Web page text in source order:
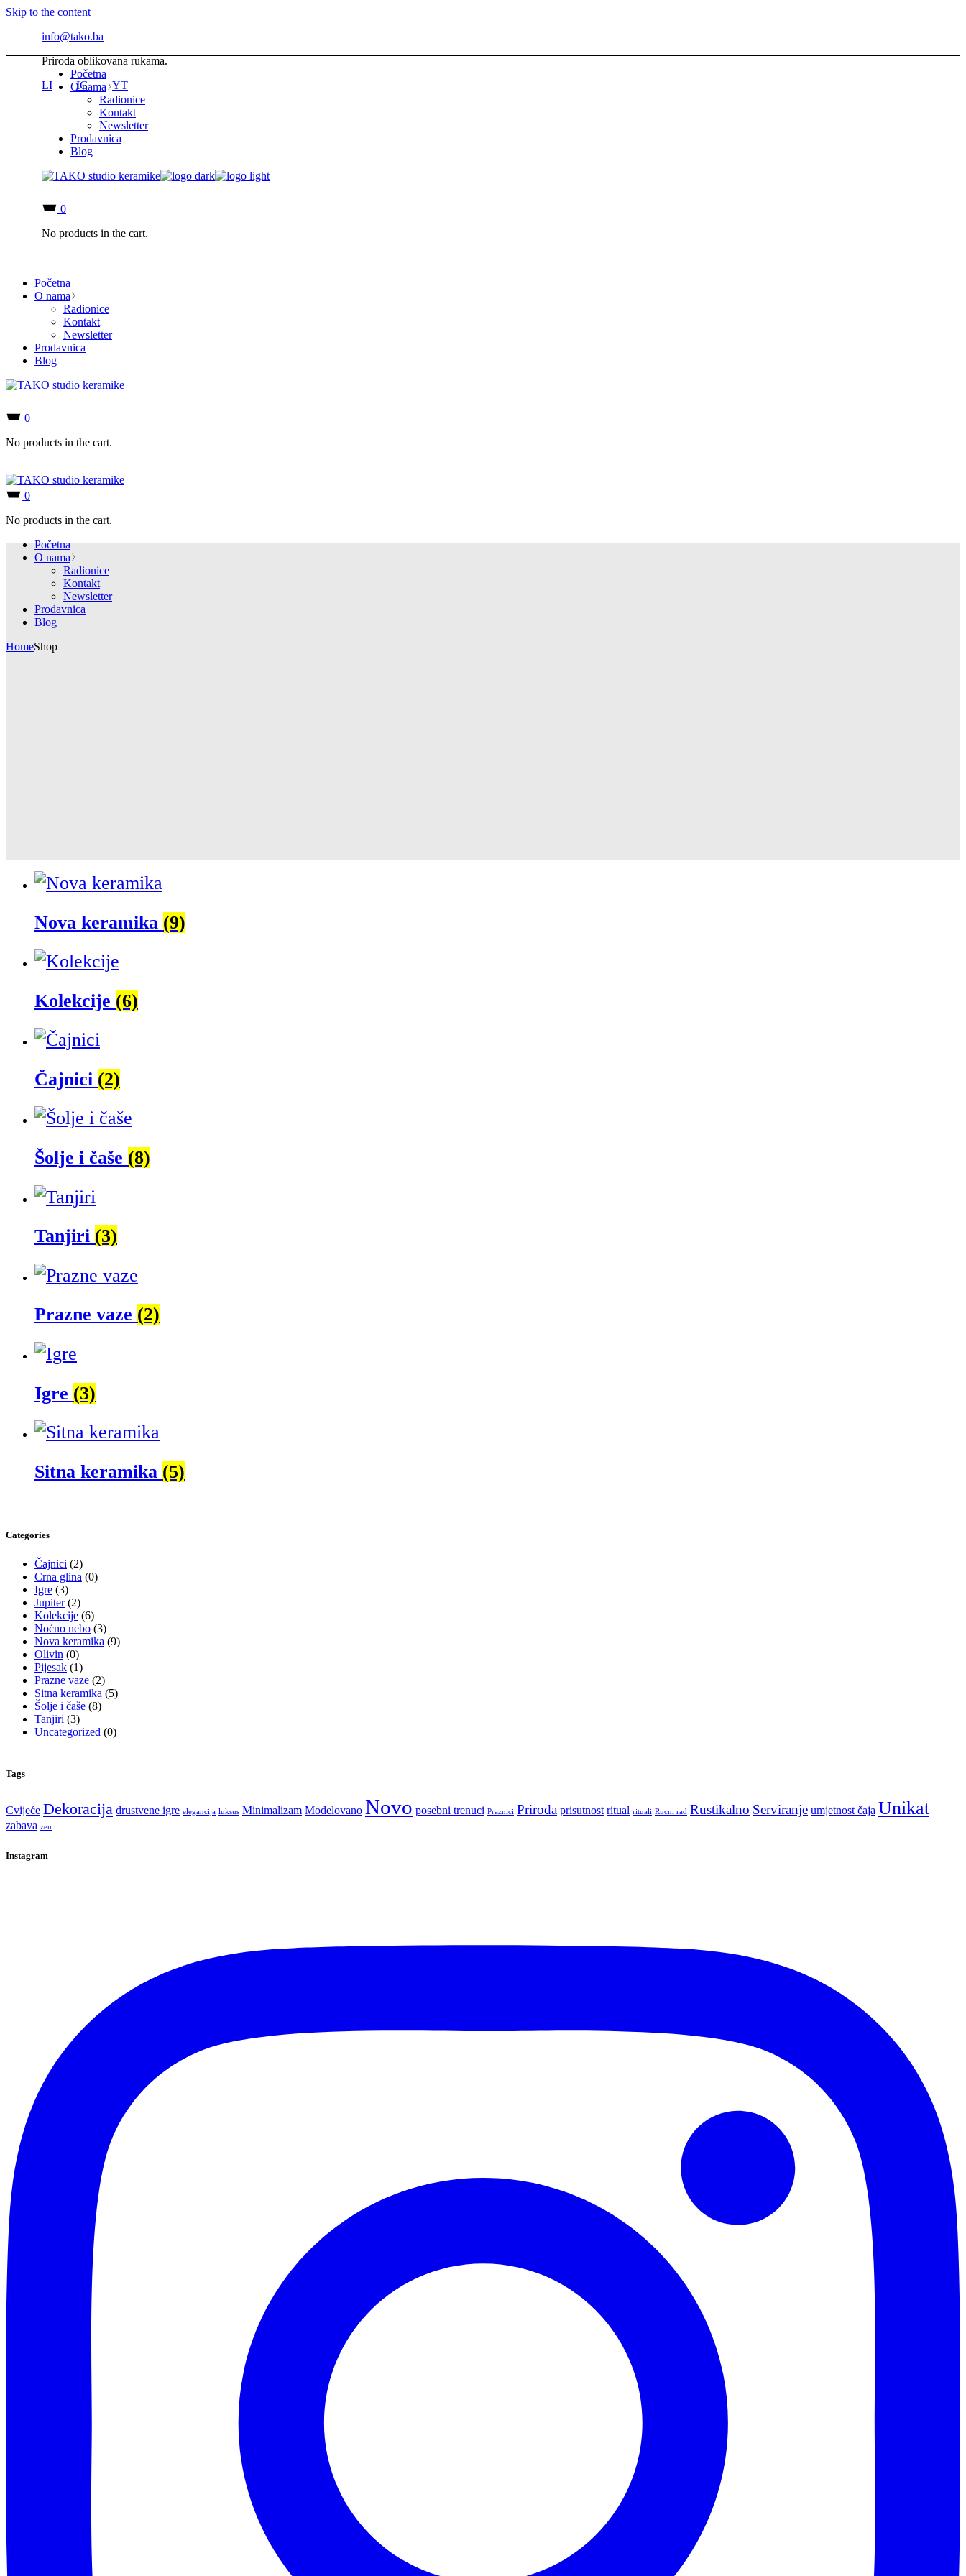
Skip to the content
info@tako.ba
Priroda oblikovana rukama.
LI
IG YT
Početna
O nama
Radionice
Kontakt
Newsletter
Prodavnica
Blog
0
No products in the cart.
Početna
O nama
Radionice
Kontakt
Newsletter
Prodavnica
Blog
0
No products in the cart.
0
No products in the cart.
Početna
O nama
Radionice
Kontakt
Newsletter
Prodavnica
Blog
HomeShop
Nova keramika (9)
Kolekcije (6)
Čajnici (2)
Šolje i čaše (8)
Tanjiri (3)
Prazne vaze (2)
Igre (3)
Sitna keramika (5)
Categories
Čajnici (2)
Crna glina (0)
Igre (3)
Jupiter (2)
Kolekcije (6)
Noćno nebo (3)
Nova keramika (9)
Olivin (0)
Pijesak (1)
Prazne vaze (2)
Sitna keramika (5)
Šolje i čaše (8)
Tanjiri (3)
Uncategorized (0)
Tags
Cvijeće Dekoracija drustvene igre elegancija luksus Minimalizam Modelovano Novo posebni trenuci Praznici Priroda prisutnost ritual rituali Rucni rad Rustikalno Serviranje umjetnost čaja Unikat
zabava zen
Instagram